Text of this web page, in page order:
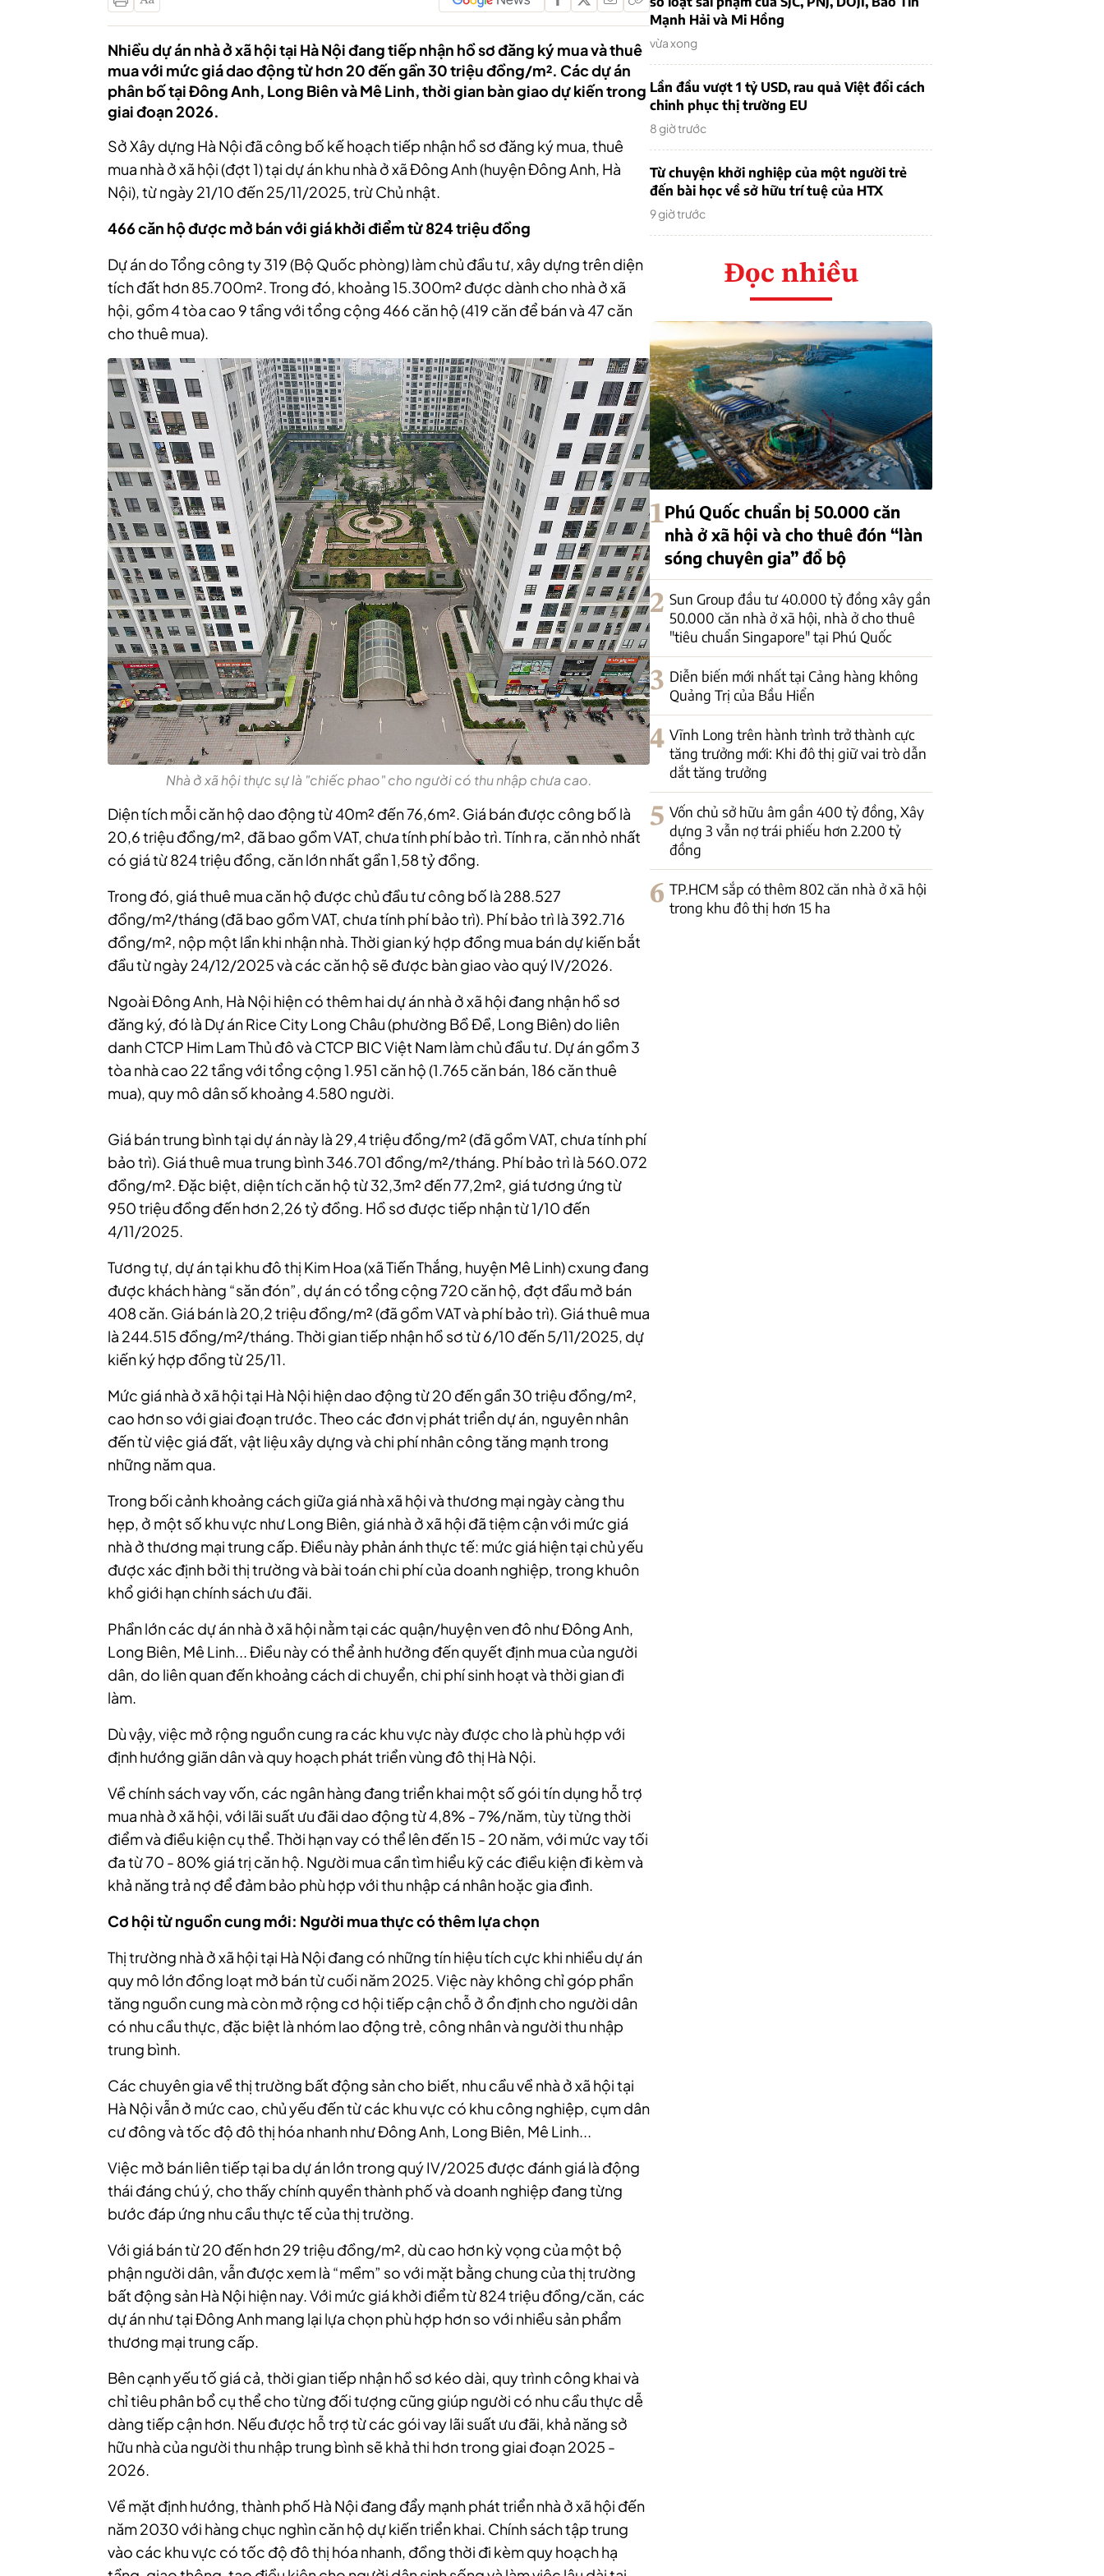
Nhiều dự án nhà ở xã hội tại Hà Nội đang tiếp nhận hồ sơ đăng ký mua và thuê
mua với mức giá dao động từ hơn 20 đến gần 30 triệu đồng/m². Các dự án
phân bố tại Đông Anh, Long Biên và Mê Linh, thời gian bàn giao dự kiến trong
giai đoạn 2026.
Sở Xây dựng Hà Nội đã công bố kế hoạch tiếp nhận hồ sơ đăng ký mua, thuê
mua nhà ở xã hội (đợt 1) tại dự án khu nhà ở xã Đông Anh (huyện Đông Anh, Hà
Nội), từ ngày 21/10 đến 25/11/2025, trừ Chủ nhật.
466 căn hộ được mở bán với giá khởi điểm từ 824 triệu đồng
Dự án do Tổng công ty 319 (Bộ Quốc phòng) làm chủ đầu tư, xây dựng trên diện
tích đất hơn 85.700m². Trong đó, khoảng 15.300m² được dành cho nhà ở xã
hội, gồm 4 tòa cao 9 tầng với tổng cộng 466 căn hộ (419 căn để bán và 47 căn
cho thuê mua).
Nhà ở xã hội thực sự là "chiếc phao" cho người có thu nhập chưa cao.
Diện tích mỗi căn hộ dao động từ 40m² đến 76,6m². Giá bán được công bố là
20,6 triệu đồng/m², đã bao gồm VAT, chưa tính phí bảo trì. Tính ra, căn nhỏ nhất
có giá từ 824 triệu đồng, căn lớn nhất gần 1,58 tỷ đồng.
Trong đó, giá thuê mua căn hộ được chủ đầu tư công bố là 288.527
đồng/m²/tháng (đã bao gồm VAT, chưa tính phí bảo trì). Phí bảo trì là 392.716
đồng/m², nộp một lần khi nhận nhà. Thời gian ký hợp đồng mua bán dự kiến bắt
đầu từ ngày 24/12/2025 và các căn hộ sẽ được bàn giao vào quý IV/2026.
Ngoài Đông Anh, Hà Nội hiện có thêm hai dự án nhà ở xã hội đang nhận hồ sơ
đăng ký, đó là Dự án Rice City Long Châu (phường Bồ Đề, Long Biên) do liên
danh CTCP Him Lam Thủ đô và CTCP BIC Việt Nam làm chủ đầu tư. Dự án gồm 3
tòa nhà cao 22 tầng với tổng cộng 1.951 căn hộ (1.765 căn bán, 186 căn thuê
mua), quy mô dân số khoảng 4.580 người.
Giá bán trung bình tại dự án này là 29,4 triệu đồng/m² (đã gồm VAT, chưa tính phí
bảo trì). Giá thuê mua trung bình 346.701 đồng/m²/tháng. Phí bảo trì là 560.072
đồng/m². Đặc biệt, diện tích căn hộ từ 32,3m² đến 77,2m², giá tương ứng từ
950 triệu đồng đến hơn 2,26 tỷ đồng. Hồ sơ được tiếp nhận từ 1/10 đến
4/11/2025.
Tương tự, dự án tại khu đô thị Kim Hoa (xã Tiến Thắng, huyện Mê Linh) cxung đang
được khách hàng “săn đón”, dự án có tổng cộng 720 căn hộ, đợt đầu mở bán
408 căn. Giá bán là 20,2 triệu đồng/m² (đã gồm VAT và phí bảo trì). Giá thuê mua
là 244.515 đồng/m²/tháng. Thời gian tiếp nhận hồ sơ từ 6/10 đến 5/11/2025, dự
kiến ký hợp đồng từ 25/11.
Mức giá nhà ở xã hội tại Hà Nội hiện dao động từ 20 đến gần 30 triệu đồng/m²,
cao hơn so với giai đoạn trước. Theo các đơn vị phát triển dự án, nguyên nhân
đến từ việc giá đất, vật liệu xây dựng và chi phí nhân công tăng mạnh trong
những năm qua.
Trong bối cảnh khoảng cách giữa giá nhà xã hội và thương mại ngày càng thu
hẹp, ở một số khu vực như Long Biên, giá nhà ở xã hội đã tiệm cận với mức giá
nhà ở thương mại trung cấp. Điều này phản ánh thực tế: mức giá hiện tại chủ yếu
được xác định bởi thị trường và bài toán chi phí của doanh nghiệp, trong khuôn
khổ giới hạn chính sách ưu đãi.
Phần lớn các dự án nhà ở xã hội nằm tại các quận/huyện ven đô như Đông Anh,
Long Biên, Mê Linh... Điều này có thể ảnh hưởng đến quyết định mua của người
dân, do liên quan đến khoảng cách di chuyển, chi phí sinh hoạt và thời gian đi
làm.
Dù vậy, việc mở rộng nguồn cung ra các khu vực này được cho là phù hợp với
định hướng giãn dân và quy hoạch phát triển vùng đô thị Hà Nội.
Về chính sách vay vốn, các ngân hàng đang triển khai một số gói tín dụng hỗ trợ
mua nhà ở xã hội, với lãi suất ưu đãi dao động từ 4,8% - 7%/năm, tùy từng thời
điểm và điều kiện cụ thể. Thời hạn vay có thể lên đến 15 - 20 năm, với mức vay tối
đa từ 70 - 80% giá trị căn hộ. Người mua cần tìm hiểu kỹ các điều kiện đi kèm và
khả năng trả nợ để đảm bảo phù hợp với thu nhập cá nhân hoặc gia đình.
Cơ hội từ nguồn cung mới: Người mua thực có thêm lựa chọn
Thị trường nhà ở xã hội tại Hà Nội đang có những tín hiệu tích cực khi nhiều dự án
quy mô lớn đồng loạt mở bán từ cuối năm 2025. Việc này không chỉ góp phần
tăng nguồn cung mà còn mở rộng cơ hội tiếp cận chỗ ở ổn định cho người dân
có nhu cầu thực, đặc biệt là nhóm lao động trẻ, công nhân và người thu nhập
trung bình.
Các chuyên gia về thị trường bất động sản cho biết, nhu cầu về nhà ở xã hội tại
Hà Nội vẫn ở mức cao, chủ yếu đến từ các khu vực có khu công nghiệp, cụm dân
cư đông và tốc độ đô thị hóa nhanh như Đông Anh, Long Biên, Mê Linh...
Việc mở bán liên tiếp tại ba dự án lớn trong quý IV/2025 được đánh giá là động
thái đáng chú ý, cho thấy chính quyền thành phố và doanh nghiệp đang từng
bước đáp ứng nhu cầu thực tế của thị trường.
Với giá bán từ 20 đến hơn 29 triệu đồng/m², dù cao hơn kỳ vọng của một bộ
phận người dân, vẫn được xem là “mềm” so với mặt bằng chung của thị trường
bất động sản Hà Nội hiện nay. Với mức giá khởi điểm từ 824 triệu đồng/căn, các
dự án như tại Đông Anh mang lại lựa chọn phù hợp hơn so với nhiều sản phẩm
thương mại trung cấp.
Bên cạnh yếu tố giá cả, thời gian tiếp nhận hồ sơ kéo dài, quy trình công khai và
chỉ tiêu phân bổ cụ thể cho từng đối tượng cũng giúp người có nhu cầu thực dễ
dàng tiếp cận hơn. Nếu được hỗ trợ từ các gói vay lãi suất ưu đãi, khả năng sở
hữu nhà của người thu nhập trung bình sẽ khả thi hơn trong giai đoạn 2025 -
2026.
Về mặt định hướng, thành phố Hà Nội đang đẩy mạnh phát triển nhà ở xã hội đến
năm 2030 với hàng chục nghìn căn hộ dự kiến triển khai. Chính sách tập trung
vào các khu vực có tốc độ đô thị hóa nhanh, đồng thời đi kèm quy hoạch hạ
Mạnh Hải và Mi Hồng
vừa xong
Lần đầu vượt 1 tỷ USD, rau quả Việt đổi cách
chinh phục thị trường EU
8 giờ trước
Từ chuyện khởi nghiệp của một người trẻ
đến bài học về sở hữu trí tuệ của HTX
9 giờ trước
Đọc nhiều
1Phú Quốc chuẩn bị 50.000 căn
nhà ở xã hội và cho thuê đón “làn
sóng chuyên gia” đổ bộ
2 Sun Group đầu tư 40.000 tỷ đồng xây gần
50.000 căn nhà ở xã hội, nhà ở cho thuê
"tiêu chuẩn Singapore" tại Phú Quốc
3 Diễn biến mới nhất tại Cảng hàng không
Quảng Trị của Bầu Hiển
4 Vĩnh Long trên hành trình trở thành cực
tăng trưởng mới: Khi đô thị giữ vai trò dẫn
dắt tăng trưởng
5 Vốn chủ sở hữu âm gần 400 tỷ đồng, Xây
dựng 3 vẫn nợ trái phiếu hơn 2.200 tỷ
đồng
6 TP.HCM sắp có thêm 802 căn nhà ở xã hội
trong khu đô thị hơn 15 ha